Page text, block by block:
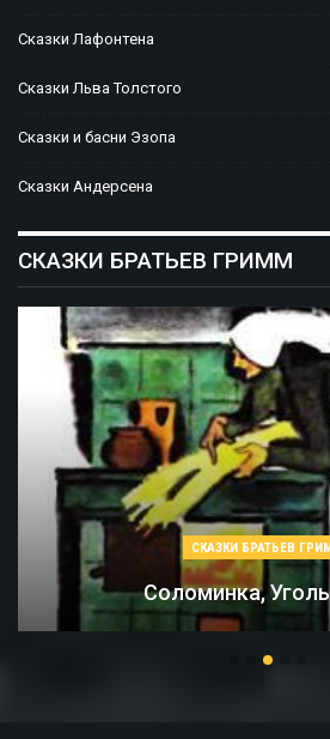
Сказки Лафонтена
Сказки Льва Толстого
Сказки и басни Эзопа
Сказки Андерсена
СКАЗКИ БРАТЬЕВ ГРИММ
СКАЗКИ БРАТЬЕВ
Соломинка,